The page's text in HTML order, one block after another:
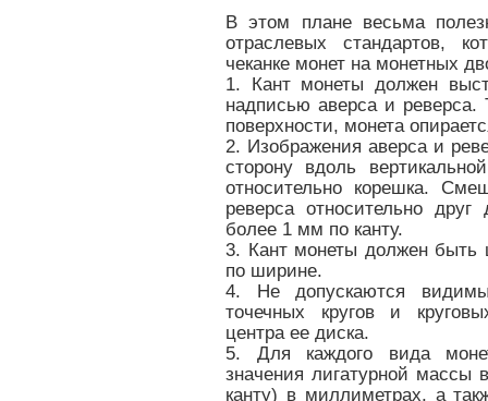
В этом плане весьма
отраслевых стандартов,
чеканке монет на монетных
1. Кант монеты должен
надписью аверса и реверса.
поверхности, монета
2. Изображения аверса и
сторону вдоль
относительно корешка.
реверса относительно
более 1 мм по канту.
3. Кант монеты должен
по ширине.
4. Не допускаются
точечных кругов и
центра ее диска.
5. Для каждого вида
значения лигатурной
канту) в миллиметрах, а